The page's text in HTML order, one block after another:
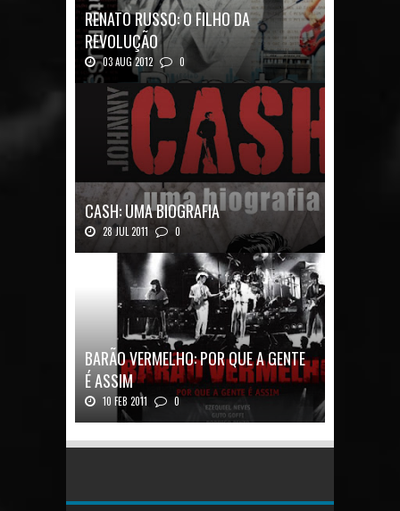
RENATO RUSSO: O FILHO DA
REVOLUÇÃO
03 AUG 2012 0
Renato Russo: O Filho da Revolução Autor: Car...
CASH: UMA BIOGRAFIA
28 JUL 2011 0
Quadrinhos alemães contam a história de um
BARÃO VERMELHO: POR QUE A GENTE
É ASSIM
10 FEB 2011 0
Barão Vermelho: Por que a Gente é